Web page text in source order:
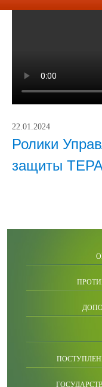
22.01.2024
Ролики
защиты